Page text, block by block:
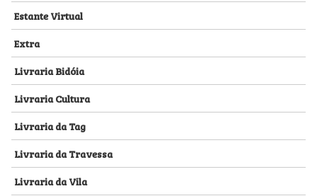
Estante Virtual
Extra
Livraria Bidóia
Livraria Cultura
Livraria da Tag
Livraria da Travessa
Livraria da Vila